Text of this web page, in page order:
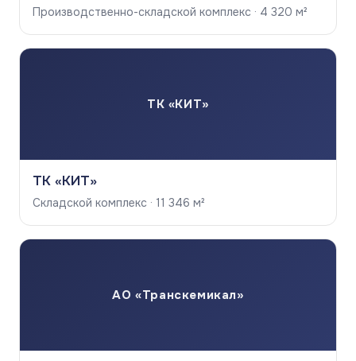
Производственно-складской комплекс · 4 320 м²
ТК «КИТ»
ТК «КИТ»
Складской комплекс · 11 346 м²
АО «Транскемикал»